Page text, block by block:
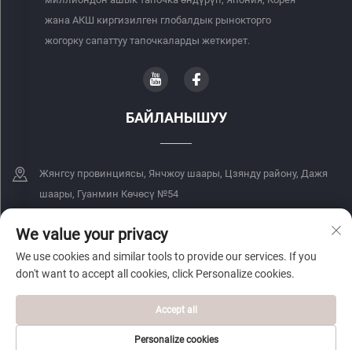
жана АКШ киргизилген глобалдык рынокторго
жогорку сапаттуу тапочкаларды жеткирет.
БАЙЛАНЫШУУ
Жянгсу провинциясы, Янчжоу шаары, Цзянду району, Дажя
шаары, Гуанмин Көчөсү №54
+86-18068849339
[email protected]
Copyright © 2026 Yangzhou Yingteji Trading Co., Ltd. Бардык укуктар
кыйынча. Купуялык Саясаты
We value your privacy
We use cookies and similar tools to provide our services. If you
don't want to accept all cookies, click Personalize cookies.
Personalize cookies
Accept all